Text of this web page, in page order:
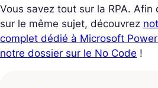
Vous savez tout sur la RPA. Afin
sur le même sujet, découvrez
complet dédié à Microsoft
notre dossier sur le No Code !